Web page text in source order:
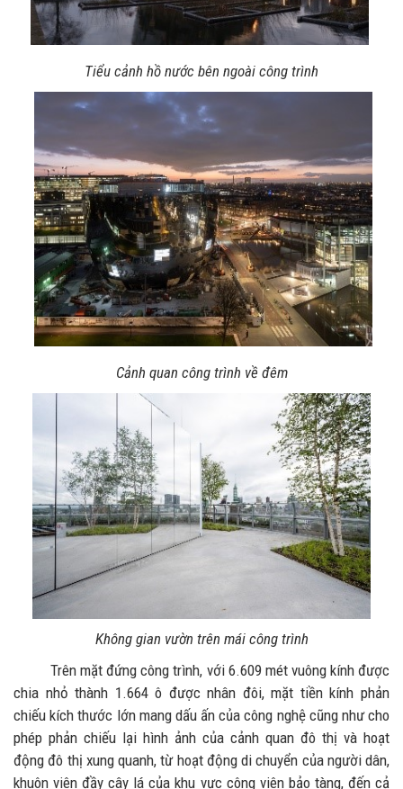
Tiểu cảnh hồ nước bên ngoài công trình
Cảnh quan công trình về đêm
Không gian vườn trên mái công trình
Trên mặt đứng công trình, với 6.609 mét vuông kính được
chia nhỏ thành 1.664 ô được nhân đôi, mặt tiền kính phản
chiếu kích thước lớn mang dấu ấn của công nghệ cũng như cho
phép phản chiếu lại hình ảnh của cảnh quan đô thị và hoạt
động đô thị xung quanh, từ hoạt động di chuyển của người dân,
khuôn viên đầy cây lá của khu vực công viên bảo tàng, đến cả